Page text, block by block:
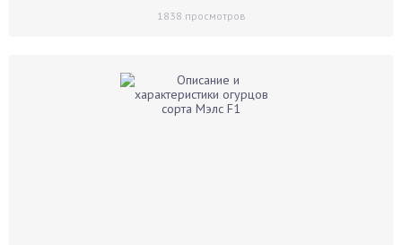
1838 просмотров